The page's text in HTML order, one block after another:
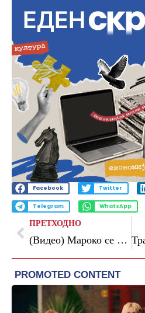
Facebook Twitter
Telegram WhatsApp
ПРЕТХОДНО
(Видео) Мароко се мачеше, но го победи Хаити, Бразил убедлив против Шкотска